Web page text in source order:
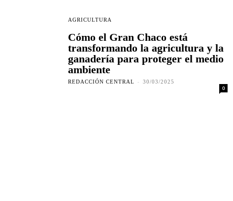
AGRICULTURA
Cómo el Gran Chaco está
transformando la agricultura y la
ganadería para proteger el medio
ambiente
REDACCIÓN CENTRAL - 30/03/2025
0